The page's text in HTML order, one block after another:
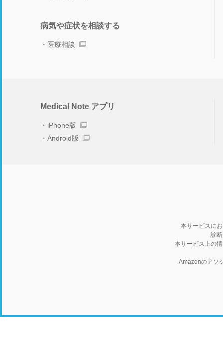
病気や症状を相談する
医療相談
Medical Note アプリ
iPhone版
Android版
本サービスに
診
本サービス上の
Amazonのアソ